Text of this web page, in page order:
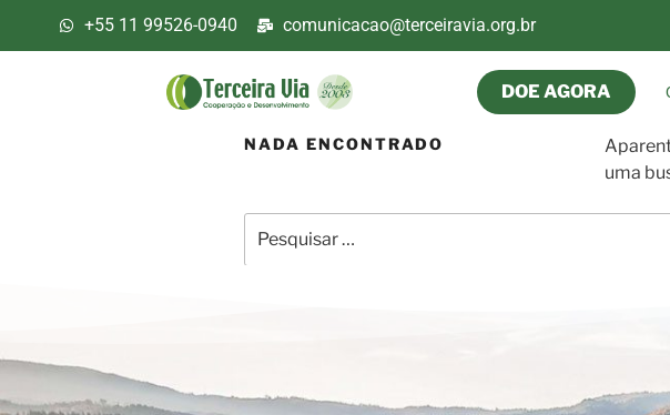
+55 11 99526-0940 comunicacao@terceiravia.org.br
DOE AGORA
NADA ENCONTRADO
uma